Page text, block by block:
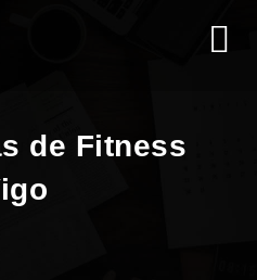
de Fitness